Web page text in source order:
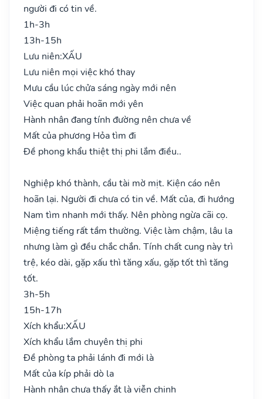
người đi có tin về.
1h-3h
13h-15h
Lưu niên:XẤU
Lưu niên mọi việc khó thay
Mưu cầu lúc chửa sáng ngày mới nên
Việc quan phải hoãn mới yên
Hành nhân đang tính đường nên chưa về
Mất của phương Hỏa tìm đi
Đề phong khẩu thiệt thị phi lắm điều..
Nghiệp khó thành, cầu tài mờ mịt. Kiện cáo nên
hoãn lại. Người đi chưa có tin về. Mất của, đi hướng
Nam tìm nhanh mới thấy. Nên phòng ngừa cãi cọ.
Miệng tiếng rất tầm thường. Việc làm chậm, lâu la
nhưng làm gì đều chắc chắn. Tính chất cung này trì
trệ, kéo dài, gặp xấu thì tăng xấu, gặp tốt thì tăng
tốt.
3h-5h
15h-17h
Xích khẩu:XẤU
Xích khẩu lắm chuyên thị phi
Đề phòng ta phải lánh đi mới là
Mất của kíp phải dò la
Hành nhân chưa thấy ắt là viễn chinh